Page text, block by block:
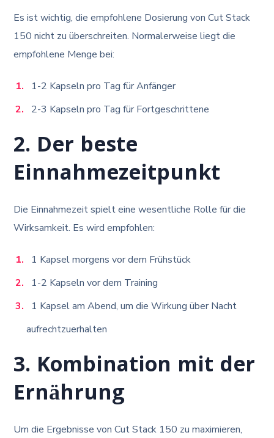
Es ist wichtig, die empfohlene Dosierung von Cut Stack
150 nicht zu überschreiten. Normalerweise liegt die
empfohlene Menge bei:
1-2 Kapseln pro Tag für Anfänger
2-3 Kapseln pro Tag für Fortgeschrittene
2. Der beste
Einnahmezeitpunkt
Die Einnahmezeit spielt eine wesentliche Rolle für die
Wirksamkeit. Es wird empfohlen:
1 Kapsel morgens vor dem Frühstück
1-2 Kapseln vor dem Training
1 Kapsel am Abend, um die Wirkung über Nacht
aufrechtzuerhalten
3. Kombination mit der
Ernährung
Um die Ergebnisse von Cut Stack 150 zu maximieren,